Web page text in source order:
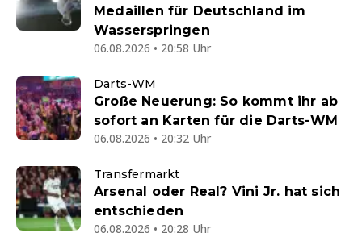
Medaillen für Deutschland im
Wasserspringen
06.08.2026 • 20:58 Uhr
Darts-WM
Große Neuerung: So kommt ihr ab
sofort an Karten für die Darts-WM
06.08.2026 • 20:32 Uhr
Transfermarkt
Arsenal oder Real? Vini Jr. hat sich
entschieden
06.08.2026 • 20:28 Uhr